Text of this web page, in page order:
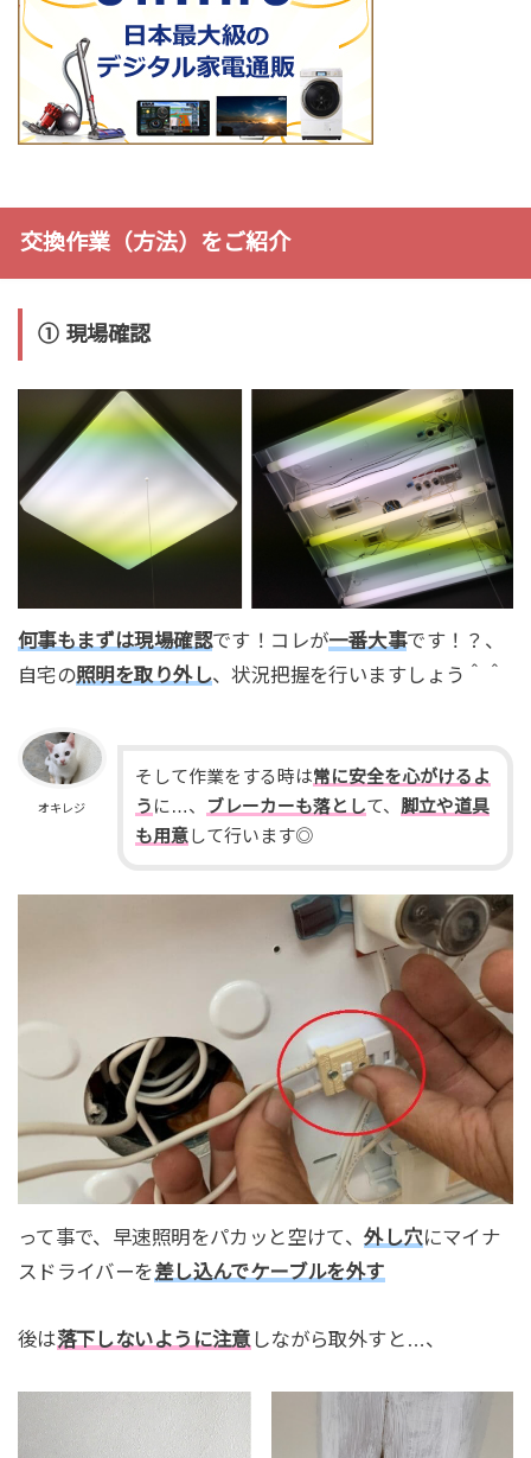
交換作業（方法）をご紹介
① 現場確認
何事もまずは現場確認です！コレが一番大事です！？、
自宅の照明を取り外し、状況把握を行いますしょう＾＾
オキレジ
そして作業をする時は常に安全を心がけるよ
う に…、 ブレーカーも落として、 脚立や道具
も用意して行います◎
って事で、早速照明をパカッと空けて、外し穴にマイナ
スドライバーを差し込んでケーブルを外す
後は落下しないように注意 しながら取外すと…、